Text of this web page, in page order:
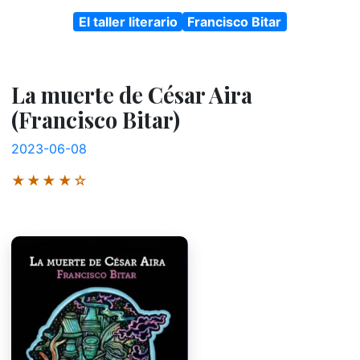
El taller literario Francisco Bitar
La muerte de César Aira
(Francisco Bitar)
2023-06-08
★★★★☆